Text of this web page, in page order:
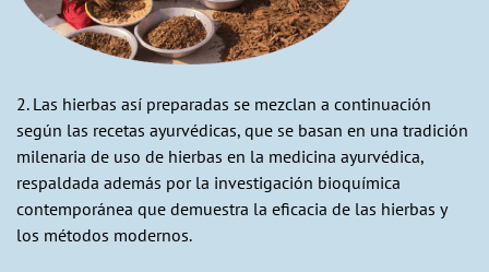
2. Las hierbas así preparadas se mezclan a continuación
según las recetas ayurvédicas, que se basan en una tradición
milenaria de uso de hierbas en la medicina ayurvédica,
respaldada además por la investigación bioquímica
contemporánea que demuestra la eficacia de las hierbas y
los métodos modernos.